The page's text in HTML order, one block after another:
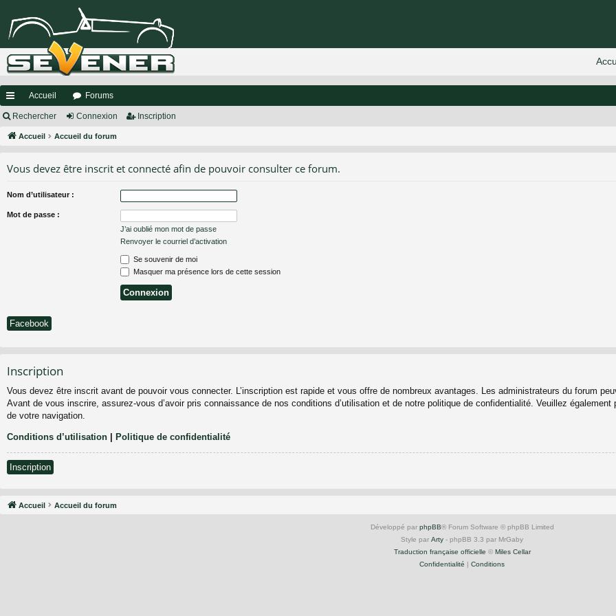
ac
co
s
Accueil Forums
Rechercher Connexion Inscription
Accueil Accueil du forum
Vous devez être inscrit et connecté afin de pouvoir consulter ce forum.
Nom d’utilisateur :
Mot de passe :
J’ai oublié mon mot de passe
Renvoyer le courriel d’activation
Se souvenir de moi
Masquer ma présence lors de cette session
Facebook
Inscription
Vous devez être inscrit avant de pouvoir vous connecter. L’inscription est rapide et vous offre de nombreux avantages. Les administrateurs du forum
Avant de vous inscrire, assurez-vous d’avoir pris connaissance de nos conditions d’utilisation et de notre politique de confidentialité. Veuillez
de votre navigation.
Conditions d’utilisation | Politique de confidentialité
Inscription
Accueil Accueil du forum
Développé par phpBB® Forum Software © phpBB Limited
Style par Arty - phpBB 3.3 par MrGaby
Traduction française officielle © Miles Cellar
Confidentialité | Conditions